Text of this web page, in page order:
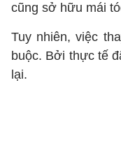
cũng sở hữu mái
Tuy nhiên, việc
buộc. Bởi thực tế
lại.